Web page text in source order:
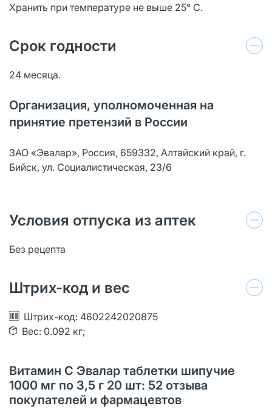
Хранить при температуре не выше 25° С.
Срок годности
24 месяца.
Организация, уполномоченная на
принятие претензий в России
ЗАО «Эвалар», Россия, 659332, Алтайский край, г.
Бийск, ул. Социалистическая, 23/6
Условия отпуска из аптек
Без рецепта
Штрих-код и вес
Штрих-код: 4602242020875
Вес: 0.092 кг;
Витамин С Эвалар таблетки шипучие
1000 мг по 3,5 г 20 шт: 52 отзыва
покупателей и фармацевтов